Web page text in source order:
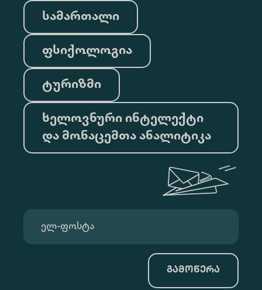
სამართალი
ფსიქოლოგია
ტურიზმი
ხელოვნური ინტელექტი
და მონაცემთა ანალიტიკა
გამოწერა